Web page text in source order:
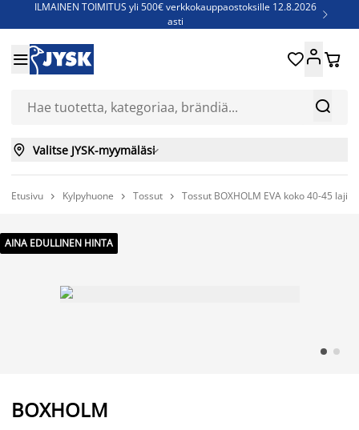
ILMAINEN TOIMITUS yli 500€ verkkokauppaostoksille 12.8.2026
asti

Jenkkisänkyjä - Säästä jopa 60%


 
 Valitse JYSK-myymäläsi
Etusivu  Kylpyhuone  Tossut  Tossut BOXHOLM EVA koko 40-45
AINA EDULLINEN HINTA
BOXHOLM